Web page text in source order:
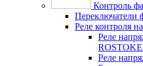
Контроль
Переключатели
Реле контроля
Реле
Реле